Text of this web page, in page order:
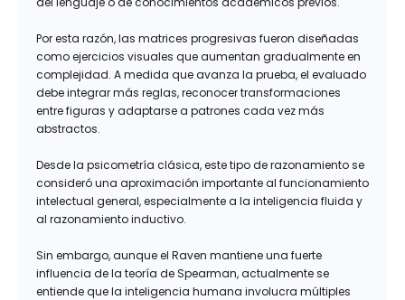
Por esta razón, las matrices progresivas fueron diseñadas
como ejercicios visuales que aumentan gradualmente en
complejidad. A medida que avanza la prueba, el evaluado
debe integrar más reglas, reconocer transformaciones
entre figuras y adaptarse a patrones cada vez más
abstractos.
Desde la psicometría clásica, este tipo de razonamiento se
consideró una aproximación importante al funcionamiento
intelectual general, especialmente a la inteligencia fluida y
al razonamiento inductivo.
Sin embargo, aunque el Raven mantiene una fuerte
influencia de la teoría de Spearman, actualmente se
entiende que la inteligencia humana involucra múltiples